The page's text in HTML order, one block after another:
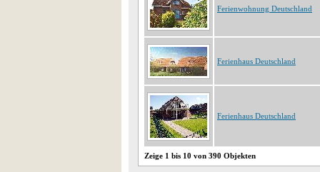
Ferienwohnung Deutschland
Ferienhaus Deutschland
Ferienhaus Deutschland
Zeige 1 bis 10 von 390 Objekten